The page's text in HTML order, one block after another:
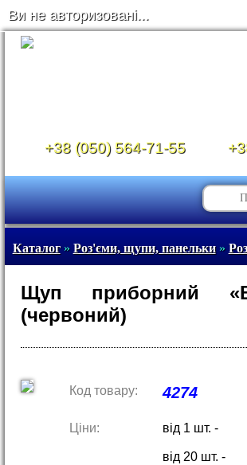
Ви не авторизовані...
+38 (050) 564-71-55
Каталог» Роз'єми, щупи, панельки»
Щуп приборний
(червоний)
Код товару: 4274
Ціни: від 1 шт. -
від 20 шт. -